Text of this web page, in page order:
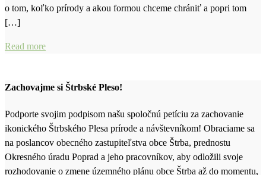
o tom, koľko prírody a akou formou chceme chrániť a popri tom
[…]
Read more
Zachovajme si Štrbské Pleso!
Podporte svojim podpisom našu spoločnú petíciu za zachovanie
ikonického Štrbského Plesa prírode a návštevníkom! Obraciame sa
na poslancov obecného zastupiteľstva obce Štrba, prednostu
Okresného úradu Poprad a jeho pracovníkov, aby odložili svoje
rozhodovanie o zmene územného plánu obce Štrba až do momentu,